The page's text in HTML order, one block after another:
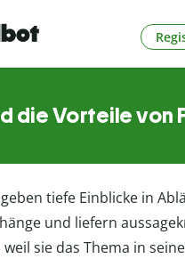
die Vorteile von
geben tiefe Einblicke in
und liefern
weil sie das Thema in